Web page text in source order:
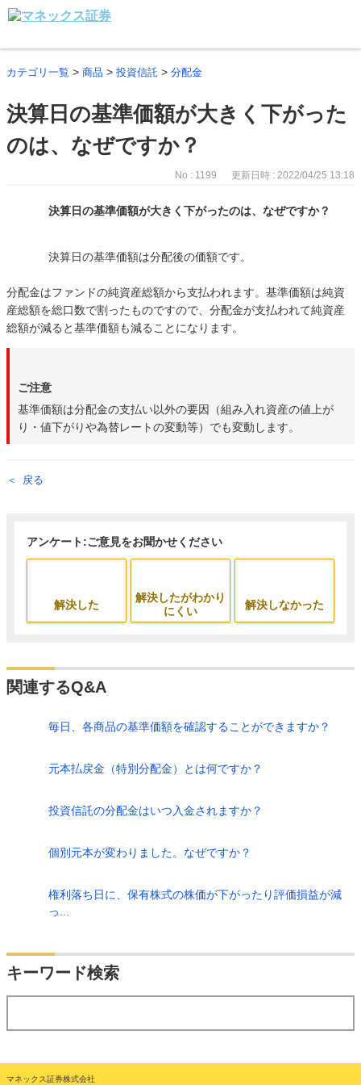
カテゴリ一覧 > 商品 > 投資信託 > 分配金
決算日の基準価額が大きく下がった
のは、なぜですか？
No : 1199 更新日時 : 2022/04/25 13:18
決算日の基準価額が大きく下がったのは、なぜですか？
決算日の基準価額は分配後の価額です。
分配金はファンドの純資産総額から支払われます。基準価額は純資
産総額を総口数で割ったものですので、分配金が支払われて純資産
総額が減ると基準価額も減ることになります。
ご注意
基準価額は分配金の支払い以外の要因（組み入れ資産の値上が
り・値下がりや為替レートの変動等）でも変動します。
戻る
アンケート:ご意見をお聞かせください
解決した
解決したがわかり
にくい
解決しなかった
関連するQ&A
毎日、各商品の基準価額を確認することができますか？
元本払戻金（特別分配金）とは何ですか？
投資信託の分配金はいつ入金されますか？
個別元本が変わりました。なぜですか？
権利落ち日に、保有株式の株価が下がったり評価損益が減
っ...
キーワード検索
マネックス証券株式会社